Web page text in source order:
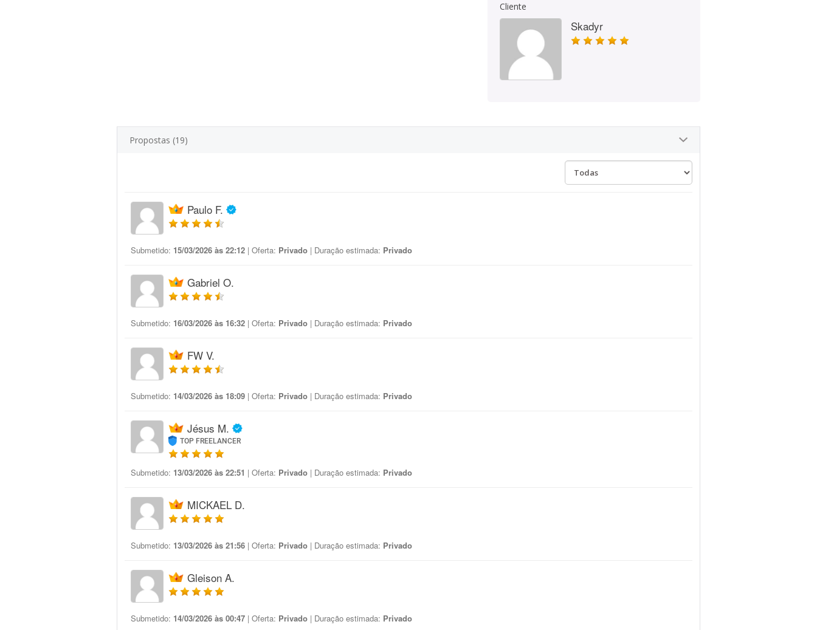
Cliente
Skadyr
Propostas (19)
Paulo F.
Submetido: 15/03/2026 às 22:12 | Oferta: Privado | Duração estimada: Privado
Gabriel O.
Submetido: 16/03/2026 às 16:32 | Oferta: Privado | Duração estimada: Privado
FW V.
Submetido: 14/03/2026 às 18:09 | Oferta: Privado | Duração estimada: Privado
Jésus M.
TOP FREELANCER
Submetido: 13/03/2026 às 22:51 | Oferta: Privado | Duração estimada: Privado
MICKAEL D.
Submetido: 13/03/2026 às 21:56 | Oferta: Privado | Duração estimada: Privado
Gleison A.
Submetido: 14/03/2026 às 00:47 | Oferta: Privado | Duração estimada: Privado